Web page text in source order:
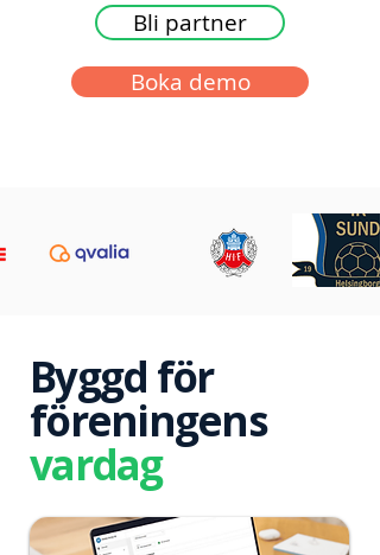
Bli partner
Boka demo
Byggd för
föreningens
vardag